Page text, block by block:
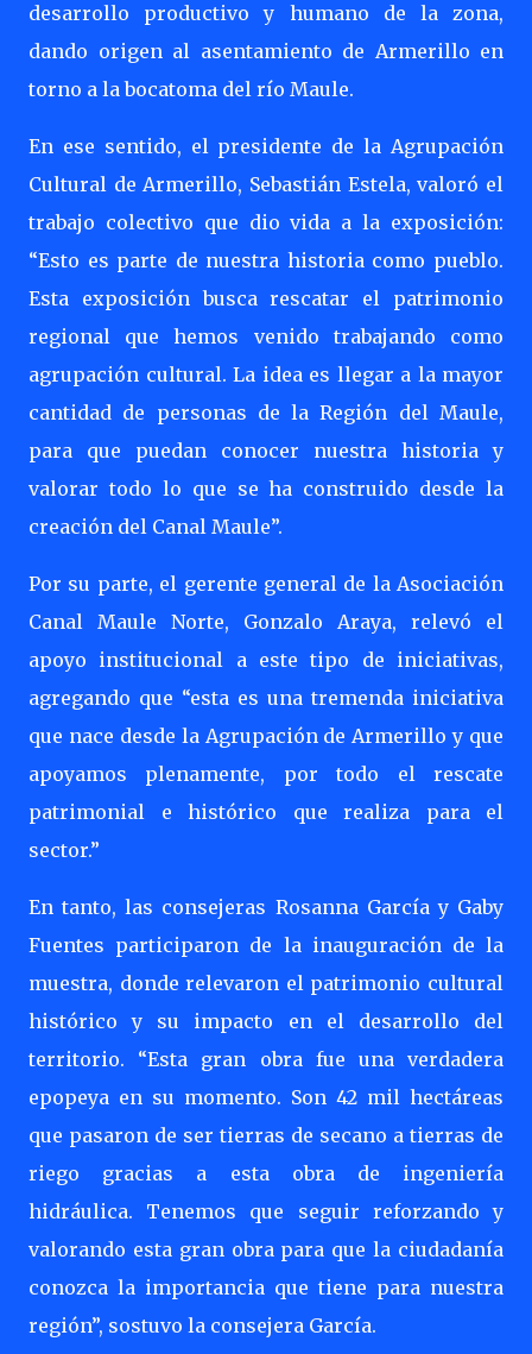
desarrollo productivo y humano de la zona,
dando origen al asentamiento de Armerillo en
torno a la bocatoma del río Maule.
En ese sentido, el presidente de la Agrupación
Cultural de Armerillo, Sebastián Estela, valoró el
trabajo colectivo que dio vida a la exposición:
“Esto es parte de nuestra historia como pueblo.
Esta exposición busca rescatar el patrimonio
regional que hemos venido trabajando como
agrupación cultural. La idea es llegar a la mayor
cantidad de personas de la Región del Maule,
para que puedan conocer nuestra historia y
valorar todo lo que se ha construido desde la
creación del Canal Maule”.
Por su parte, el gerente general de la Asociación
Canal Maule Norte, Gonzalo Araya, relevó el
apoyo institucional a este tipo de iniciativas,
agregando que “esta es una tremenda iniciativa
que nace desde la Agrupación de Armerillo y que
apoyamos plenamente, por todo el rescate
patrimonial e histórico que realiza para el
sector.”
En tanto, las consejeras Rosanna García y Gaby
Fuentes participaron de la inauguración de la
muestra, donde relevaron el patrimonio cultural
histórico y su impacto en el desarrollo del
territorio. “Esta gran obra fue una verdadera
epopeya en su momento. Son 42 mil hectáreas
que pasaron de ser tierras de secano a tierras de
riego gracias a esta obra de ingeniería
hidráulica. Tenemos que seguir reforzando y
valorando esta gran obra para que la ciudadanía
conozca la importancia que tiene para nuestra
región”, sostuvo la consejera García.